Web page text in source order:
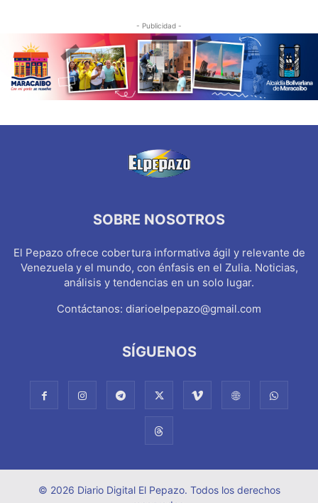
- Publicidad -
SOBRE NOSOTROS
El Pepazo ofrece cobertura informativa ágil y relevante de
Venezuela y el mundo, con énfasis en el Zulia. Noticias,
análisis y tendencias en un solo lugar.
Contáctanos: diarioelpepazo@gmail.com
SÍGUENOS
© 2026 Diario Digital El Pepazo. Todos los derechos